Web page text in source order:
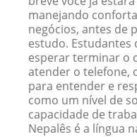
manejando
negócios, antes de
estudo. Estudantes
esperar terminar o
atender o telefone,
para entender e
como um nível de
capacidade de
Nepalês é a língua